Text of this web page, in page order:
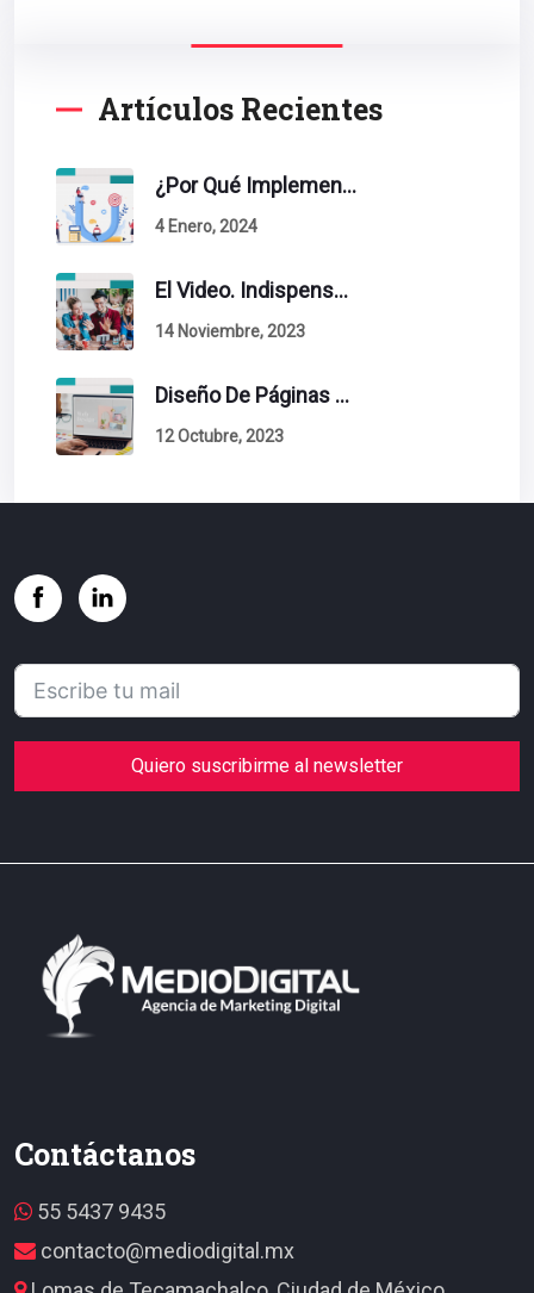
Artículos Recientes
¿Por Qué Implementar La Metodología Inbound Marketing En Tu Empresa?
4 Enero, 2024
El Video. Indispensable En Tu Estrategia De Contenidos.
14 Noviembre, 2023
Diseño De Páginas Web. Esto Debe Tener Un Sitio Exitoso.
12 Octubre, 2023
Quiero suscribirme al newsletter
Contáctanos
55 5437 9435
contacto@mediodigital.mx